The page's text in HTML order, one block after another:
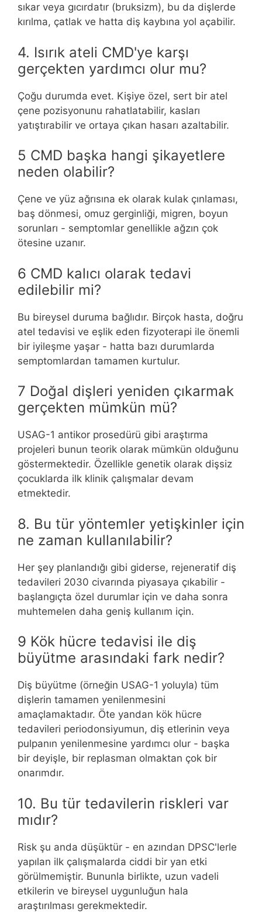
sıkar veya gıcırdatır (bruksizm), bu da dişlerde
kırılma, çatlak ve hatta diş kaybına yol açabilir.
4. Isırık ateli CMD'ye karşı
gerçekten yardımcı olur mu?
Çoğu durumda evet. Kişiye özel, sert bir atel
çene pozisyonunu rahatlatabilir, kasları
yatıştırabilir ve ortaya çıkan hasarı azaltabilir.
5 CMD başka hangi şikayetlere
neden olabilir?
Çene ve yüz ağrısına ek olarak kulak çınlaması,
baş dönmesi, omuz gerginliği, migren, boyun
sorunları - semptomlar genellikle ağzın çok
ötesine uzanır.
6 CMD kalıcı olarak tedavi
edilebilir mi?
Bu bireysel duruma bağlıdır. Birçok hasta, doğru
atel tedavisi ve eşlik eden fizyoterapi ile önemli
bir iyileşme yaşar - hatta bazı durumlarda
semptomlardan tamamen kurtulur.
7 Doğal dişleri yeniden çıkarmak
gerçekten mümkün mü?
USAG-1 antikor prosedürü gibi araştırma
projeleri bunun teorik olarak mümkün olduğunu
göstermektedir. Özellikle genetik olarak dişsiz
çocuklarda ilk klinik çalışmalar devam
etmektedir.
8. Bu tür yöntemler yetişkinler için
ne zaman kullanılabilir?
Her şey planlandığı gibi giderse, rejeneratif diş
tedavileri 2030 civarında piyasaya çıkabilir -
başlangıçta özel durumlar için ve daha sonra
muhtemelen daha geniş kullanım için.
9 Kök hücre tedavisi ile diş
büyütme arasındaki fark nedir?
Diş büyütme (örneğin USAG-1 yoluyla) tüm
dişlerin tamamen yenilenmesini
amaçlamaktadır. Öte yandan kök hücre
tedavileri periodonsiyumun, diş etlerinin veya
pulpanın yenilenmesine yardımcı olur - başka
bir deyişle, bir replasman olmaktan çok bir
onarımdır.
10. Bu tür tedavilerin riskleri var
mıdır?
Risk şu anda düşüktür - en azından DPSC'lerle
yapılan ilk çalışmalarda ciddi bir yan etki
görülmemiştir. Bununla birlikte, uzun vadeli
etkilerin ve bireysel uygunluğun hala
araştırılması gerekmektedir.